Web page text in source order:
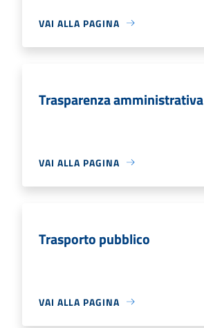
VAI ALLA PAGINA
Trasparenza amministrativa
VAI ALLA PAGINA
Trasporto pubblico
VAI ALLA PAGINA